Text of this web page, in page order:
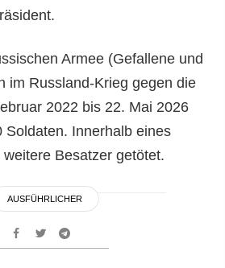
Armee (Gefallene und
im Russland-Krieg gegen die
2022 bis 22. Mai 2026
Soldaten. Innerhalb eines
weitere Besatzer getötet.
AUSFÜHRLICHER